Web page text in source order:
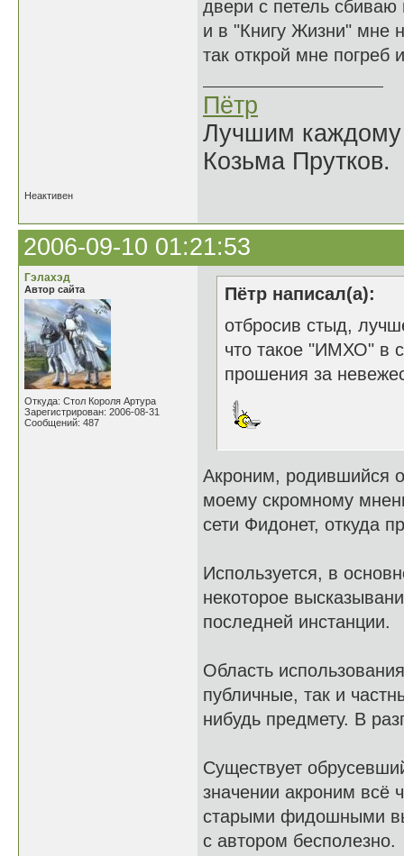
двери с петель сбиваю
и в "Книгу Жизни" мне
так открой мне погреб
Пётр
Лучшим каждому
Козьма Прутков.
Неактивен
2006-09-10 01:21:53
Гэлахэд
Автор сайта
Откуда: Стол Короля Артура
Зарегистрирован: 2006-08-31
Сообщений: 487
Пётр написал(а):
отбросив стыд,
что такое "ИМХО" в
прошения за
Акроним, родившийся
моему скромному
сети Фидонет, откуда
Используется, в
некоторое
последней инстанции.
Область
публичные, так и
нибудь предмету. В
Существует
значении акроним всё
старыми фидошными
с автором бесполезно.